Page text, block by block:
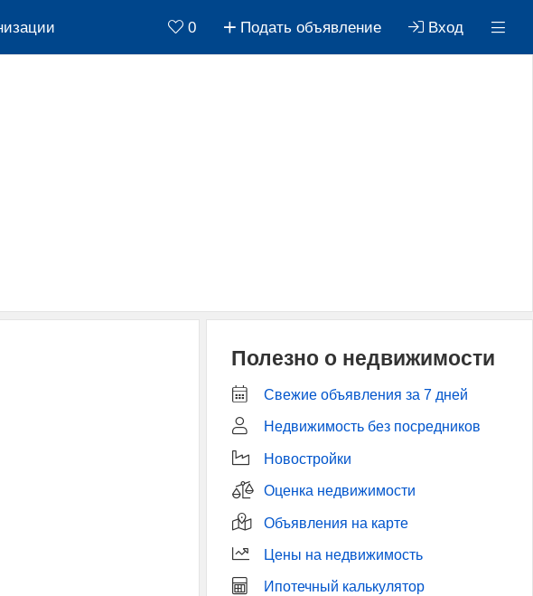
0 Подать объявление Вход
Полезно о недвижимости
Свежие объявления за 7 дней
Недвижимость без посредников
Новостройки
Оценка недвижимости
Объявления на карте
Цены на недвижимость
Ипотечный калькулятор